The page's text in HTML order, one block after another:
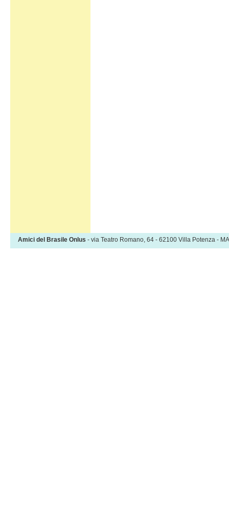
Amici del Brasile Onlus - via Teatro Romano, 64 - 62100 Villa Potenza -